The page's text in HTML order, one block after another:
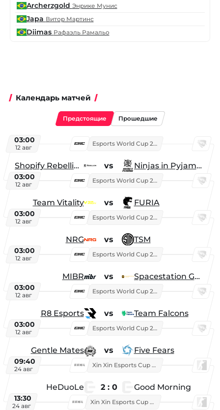
Archerzgold Энрике Мунис
Japa Витор Мартинс
Diimas Рафаэль Рамальо
Календарь матчей
Предстоящие Прошедшие
03:00
12 авг
Esports World Cup 2026
Shopify Rebellion vs Ninjas in Pyjamas
03:00
12 авг
Esports World Cup 2026
Team Vitality vs FURIA
03:00
12 авг
Esports World Cup 2026
NRG vs TSM
03:00
12 авг
Esports World Cup 2026
MIBR vs Spacestation Gaming
03:00
12 авг
Esports World Cup 2026
R8 Esports vs Team Falcons
03:00
12 авг
Esports World Cup 2026
Gentle Mates vs Five Fears
09:40
24 авг
Xin Xin Esports Cup 2025
HeDuoLe 2 : 0 Good Morning
13:30
24 авг
Xin Xin Esports Cup 2026